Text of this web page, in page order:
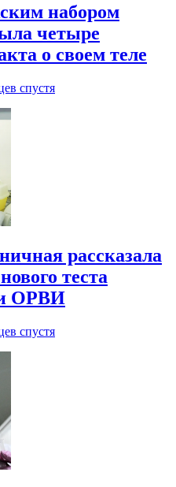
набором
четыре
о своем теле
спустя
рассказала
теста
ОРВИ
спустя